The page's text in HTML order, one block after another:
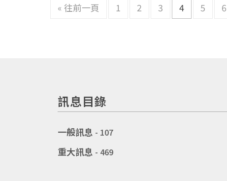
« 往前一頁 1 2 3 4 5 6
訊息目錄
一般訊息 - 107
重大訊息 - 469